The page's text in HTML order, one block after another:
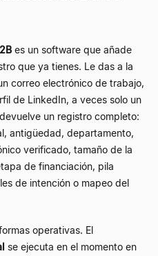
es un software que añade
que ya tienes. Le das a la
correo electrónico de trabajo,
de LinkedIn, a veces solo un
un registro completo:
antigüedad, departamento,
verificado, tamaño de la
de financiación, pila
de intención o mapeo del
operativas. El
se ejecuta en el momento en